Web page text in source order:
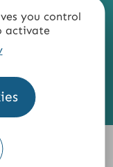
you control
activate